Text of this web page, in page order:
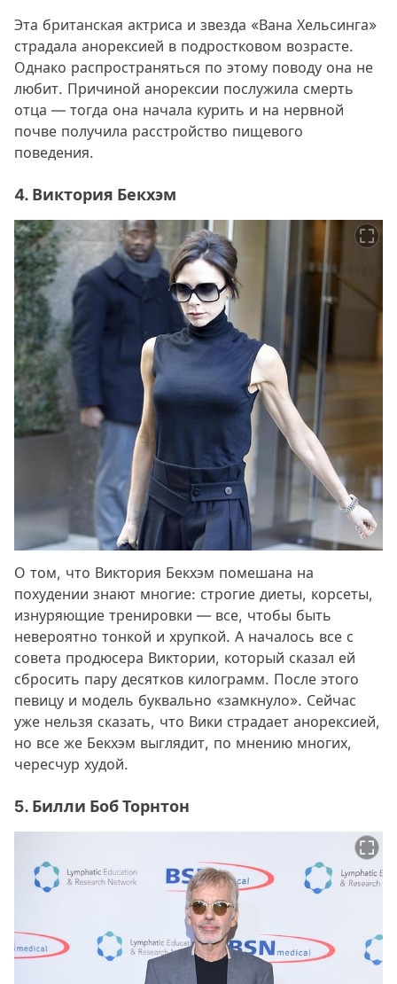
Эта британская актриса и звезда «Вана Хельсинга»
страдала анорексией в подростковом возрасте.
Однако распространяться по этому поводу она не
любит. Причиной анорексии послужила смерть
отца — тогда она начала курить и на нервной
почве получила расстройство пищевого
поведения.
4. Виктория Бекхэм
О том, что Виктория Бекхэм помешана на
похудении знают многие: строгие диеты, корсеты,
изнуряющие тренировки — все, чтобы быть
невероятно тонкой и хрупкой. А началось все с
совета продюсера Виктории, который сказал ей
сбросить пару десятков килограмм. После этого
певицу и модель буквально «замкнуло». Сейчас
уже нельзя сказать, что Вики страдает анорексией,
но все же Бекхэм выглядит, по мнению многих,
чересчур худой.
5. Билли Боб Торнтон